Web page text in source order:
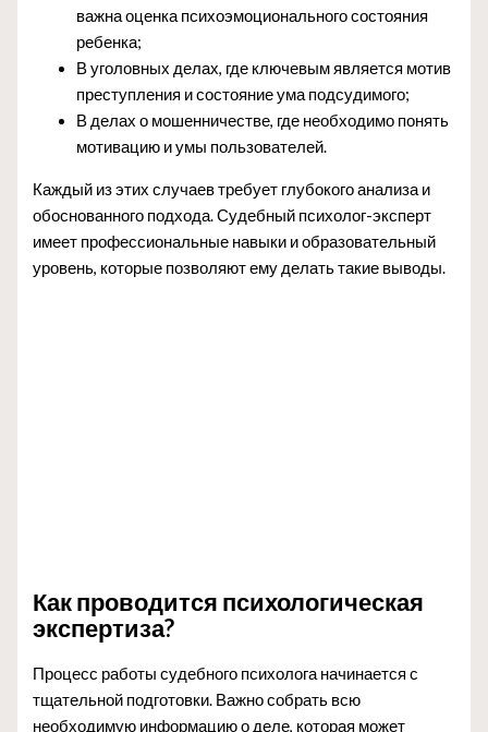
важна оценка психоэмоционального состояния
ребенка;
В уголовных делах, где ключевым является мотив
преступления и состояние ума подсудимого;
В делах о мошенничестве, где необходимо понять
мотивацию и умы пользователей.
Каждый из этих случаев требует глубокого анализа и
обоснованного подхода. Судебный психолог-эксперт
имеет профессиональные навыки и образовательный
уровень, которые позволяют ему делать такие выводы.
Как проводится психологическая
экспертиза?
Процесс работы судебного психолога начинается с
тщательной подготовки. Важно собрать всю
необходимую информацию о деле, которая может